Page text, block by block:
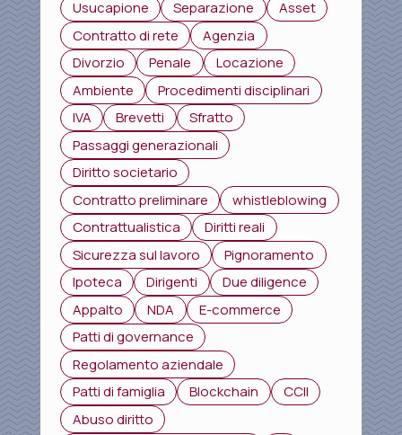
Usucapione Separazione
Asset
Contratto di rete
Agenzia
Divorzio
Penale
Locazione
Ambiente
Procedimenti disciplinari
IVA
Brevetti
Sfratto
Passaggi generazionali
Diritto societario
Contratto preliminare
whistleblowing
Contrattualistica
Diritti reali
Sicurezza sul lavoro
Pignoramento
Ipoteca
Dirigenti
Due diligence
Appalto
NDA
E-commerce
Patti di governance
Regolamento aziendale
Patti di famiglia
Blockchain
CCII
Abuso diritto